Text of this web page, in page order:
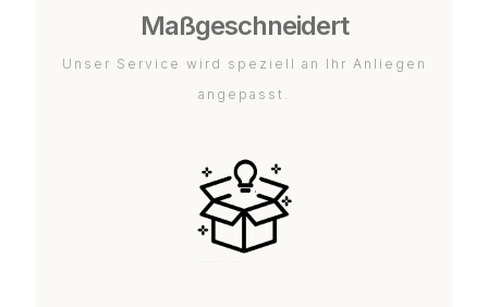
Maßgeschneidert
Unser Service wird speziell an Ihr Anliegen
angepasst.